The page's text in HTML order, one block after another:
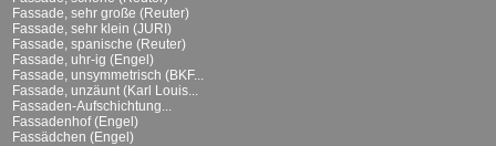
Fassade, sehr große (Reuter)
Fassade, sehr klein (JURI)
Fassade, spanische (Reuter)
Fassade, uhr-ig (Engel)
Fassade, unsymmetrisch (BKF...
Fassade, unzäunt (Karl Louis...
Fassaden-Aufschichtung...
Fassadenhof (Engel)
Fassädchen (Engel)